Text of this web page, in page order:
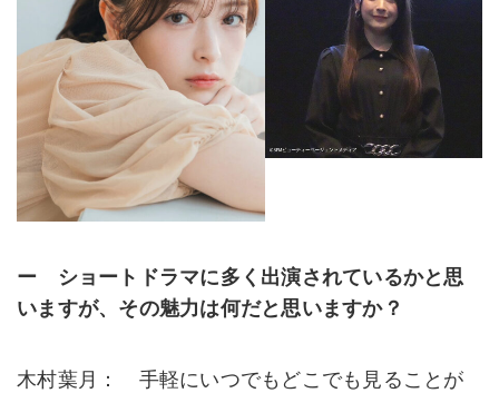
ー ショートドラマに多く出演されているかと思
いますが、その魅力は何だと思いますか？
木村葉月： 手軽にいつでもどこでも見ることが